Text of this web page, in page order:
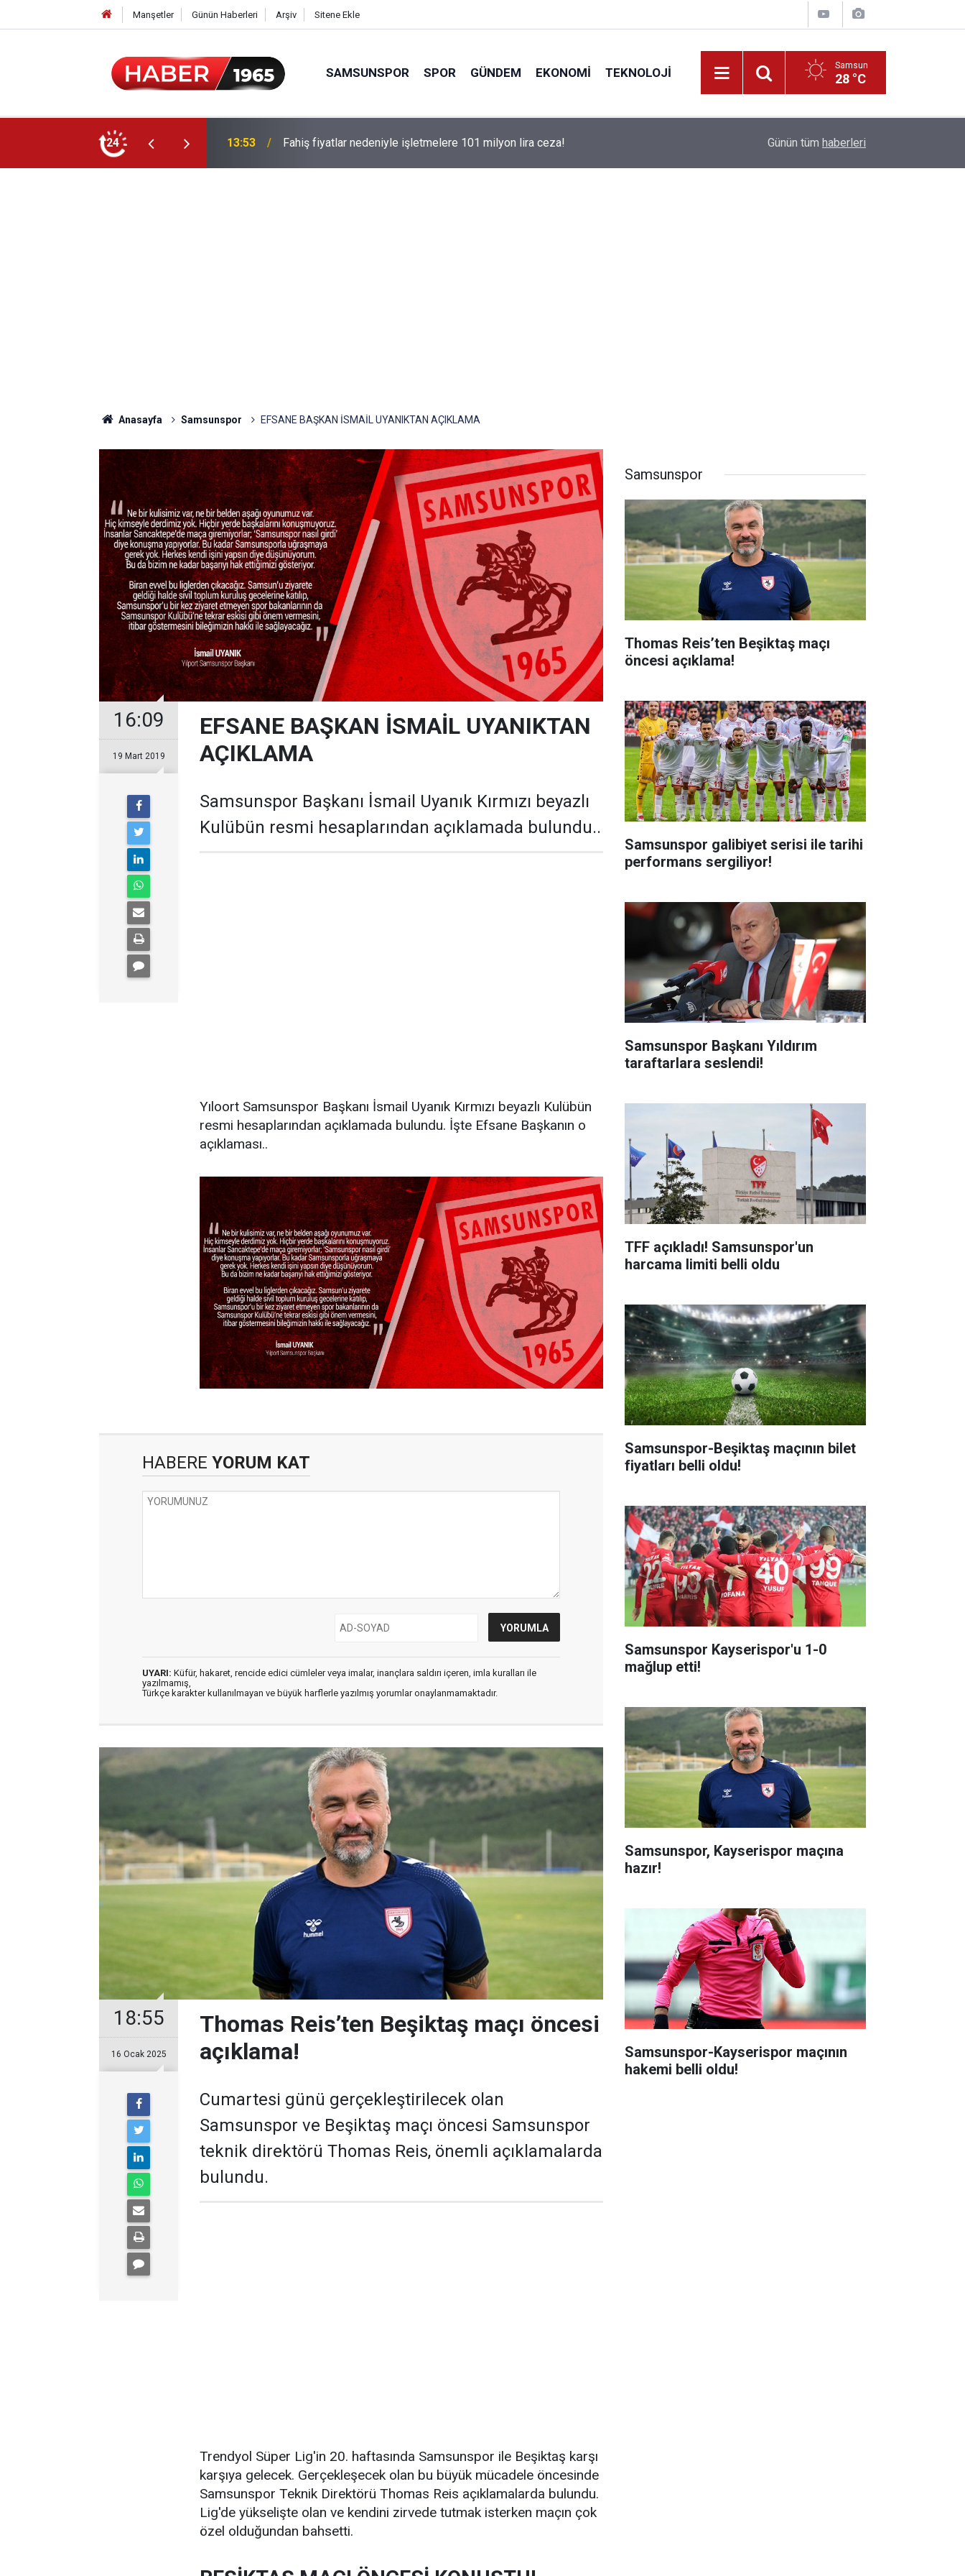
Manşetler Günün Haberleri Arşiv Sitene Ekle
SAMSUNSPOR SPOR GÜNDEM EKONOMI TEKNOLOJI Samsun
28 °C
24
maaşlar hesaplarda 13:53 Fahiş fiyatlar nedeniyle işletmelere 101 milyon lira ceza! Bankadan fatura talimatlarınıza özel 300 TL
Günün tüm haberleri
Anasayfa Samsunspor EFSANE BAŞKAN İSMAİL UYANIKTAN AÇIKLAMA
16:09
19 Mart 2019
EFSANE BAŞKAN İSMAİL UYANIKTAN
AÇIKLAMA
Samsunspor Başkanı İsmail Uyanık Kırmızı beyazlı
Kulübün resmi hesaplarından açıklamada bulundu..
Yıloort Samsunspor Başkanı İsmail Uyanık Kırmızı beyazlı Kulübün
resmi hesaplarından açıklamada bulundu. İşte Efsane Başkanın o
açıklaması..
HABERE YORUM KAT
UYARI: Küfür, hakaret, rencide edici cümleler veya imalar, inançlara saldırı içeren, imla kuralları ile
yazılmamış,
Türkçe karakter kullanılmayan ve büyük harflerle yazılmış yorumlar onaylanmamaktadır.
18:55
16 Ocak 2025
Thomas Reis’ten Beşiktaş maçı öncesi
açıklama!
Cumartesi günü gerçekleştirilecek olan
Samsunspor ve Beşiktaş maçı öncesi Samsunspor
teknik direktörü Thomas Reis, önemli açıklamalarda
bulundu.
Trendyol Süper Lig'in 20. haftasında Samsunspor ile Beşiktaş karşı
karşıya gelecek. Gerçekleşecek olan bu büyük mücadele öncesinde
Samsunspor Teknik Direktörü Thomas Reis açıklamalarda bulundu.
Lig'de yükselişte olan ve kendini zirvede tutmak isterken maçın çok
özel olduğundan bahsetti.
Samsunspor
Thomas Reis’ten Beşiktaş maçı
öncesi açıklama!
Samsunspor galibiyet serisi ile tarihi
performans sergiliyor!
Samsunspor Başkanı Yıldırım
taraftarlara seslendi!
TFF açıkladı! Samsunspor'un
harcama limiti belli oldu
Samsunspor-Beşiktaş maçının bilet
fiyatları belli oldu!
Samsunspor Kayserispor'u 1-0
mağlup etti!
Samsunspor, Kayserispor maçına
hazır!
Samsunspor-Kayserispor maçının
hakemi belli oldu!